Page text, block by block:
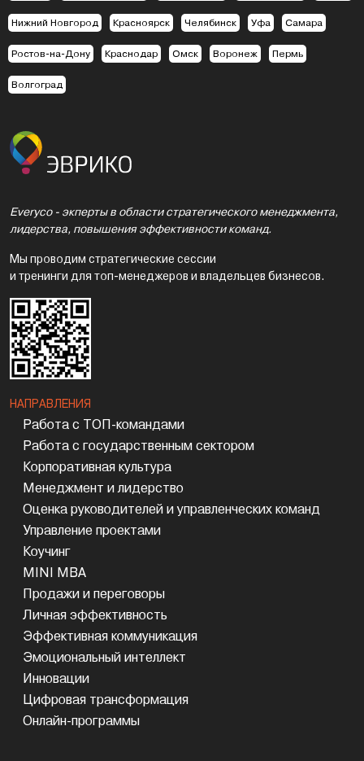
Нижний Новгород Красноярск Челябинск Уфа Самара
Ростов-на-Дону Краснодар Омск Воронеж Пермь
Волгоград
Everyco - экперты в области стратегического менеджмента,
лидерства, повышения эффективности команд.
Мы проводим стратегические сессии
и тренинги для топ-менеджеров и владельцев бизнесов.
НАПРАВЛЕНИЯ
Работа с ТОП-командами
Работа с государственным сектором
Корпоративная культура
Менеджмент и лидерство
Оценка руководителей и управленческих команд
Управление проектами
Коучинг
MINI MBA
Продажи и переговоры
Личная эффективность
Эффективная коммуникация
Эмоциональный интеллект
Инновации
Цифровая трансформация
Онлайн-программы